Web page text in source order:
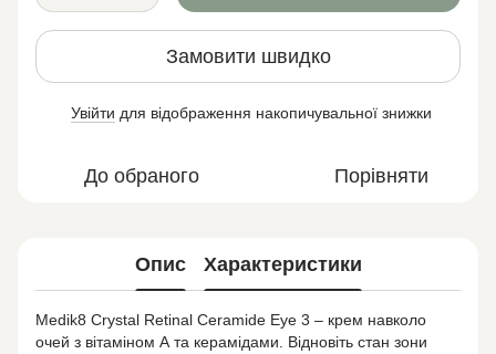
Замовити швидко
Увійти для відображення накопичувальної знижки
До обраного Порівняти
Опис Характеристики
Medik8 Crystal Retinal Ceramide Eye 3 – крем навколо
очей з вітаміном А та керамідами. Відновіть стан зони